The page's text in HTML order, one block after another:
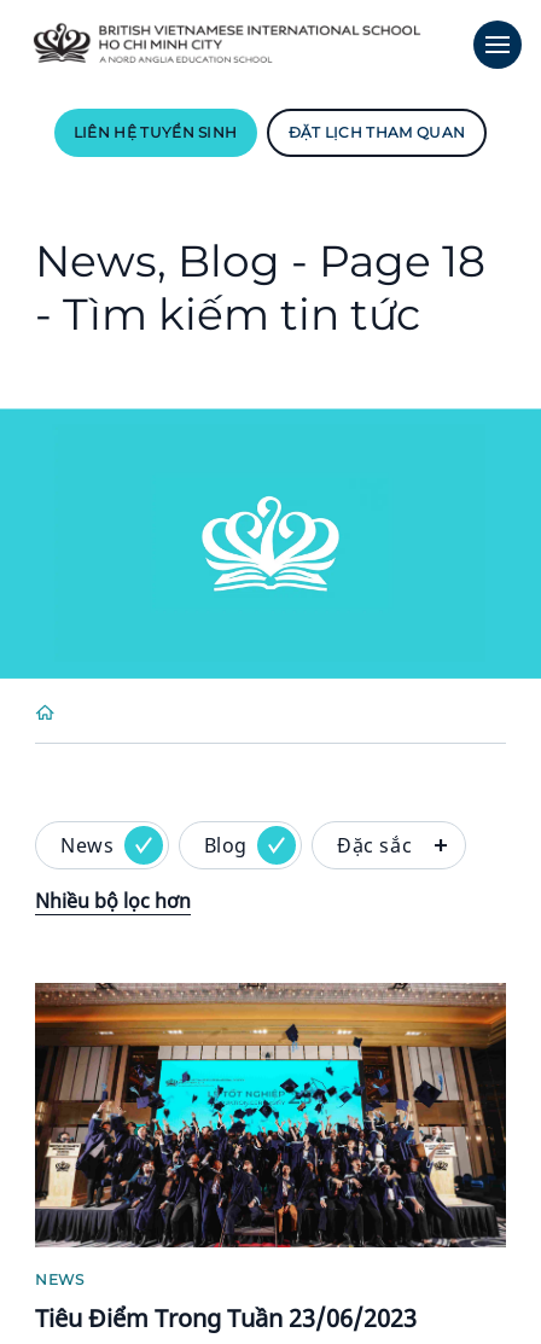
LIÊN HỆ TUYỂN SINH ĐẶT LỊCH THAM QUAN
News, Blog - Page 18
- Tìm kiếm tin tức
News Blog Đặc sắc
Nhiều bộ lọc hơn
News image
NEWS
Tiêu Điểm Trong Tuần 23/06/2023